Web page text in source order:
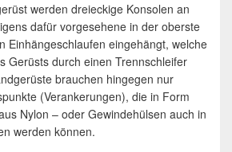
werden dreieckige Konsolen an
dafür vorgesehene in der oberste
Einhängeschlaufen eingehängt, welche
Gerüsts durch einen Trennschleifer
brauchen hingegen nur
(Verankerungen), die in Form
Nylon – oder Gewindehülsen auch in
werden können.